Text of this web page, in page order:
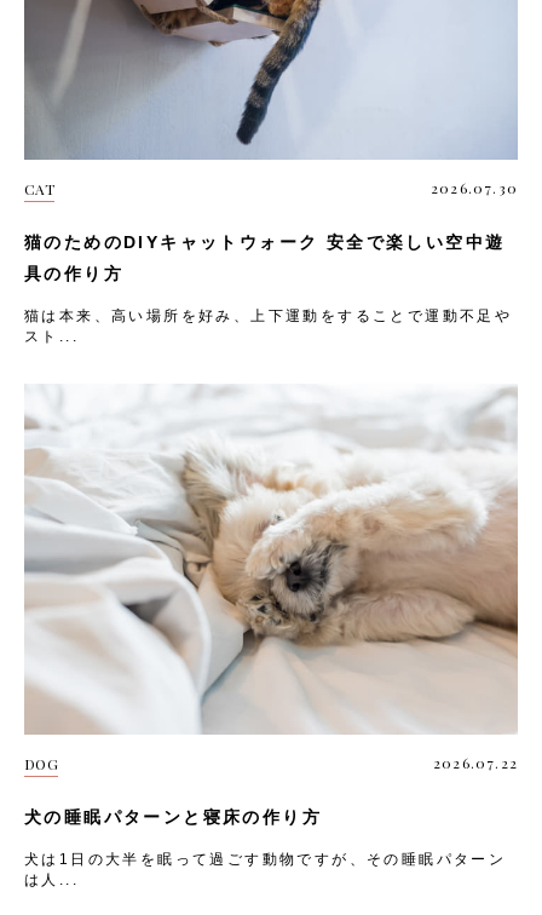
CAT 2026.07.30
猫のためのDIYキャットウォーク 安全で楽しい空中遊
具の作り方
猫は本来、高い場所を好み、上下運動をすることで運動不足や
スト...
DOG 2026.07.22
犬の睡眠パターンと寝床の作り方
犬は1日の大半を眠って過ごす動物ですが、その睡眠パターン
は人...